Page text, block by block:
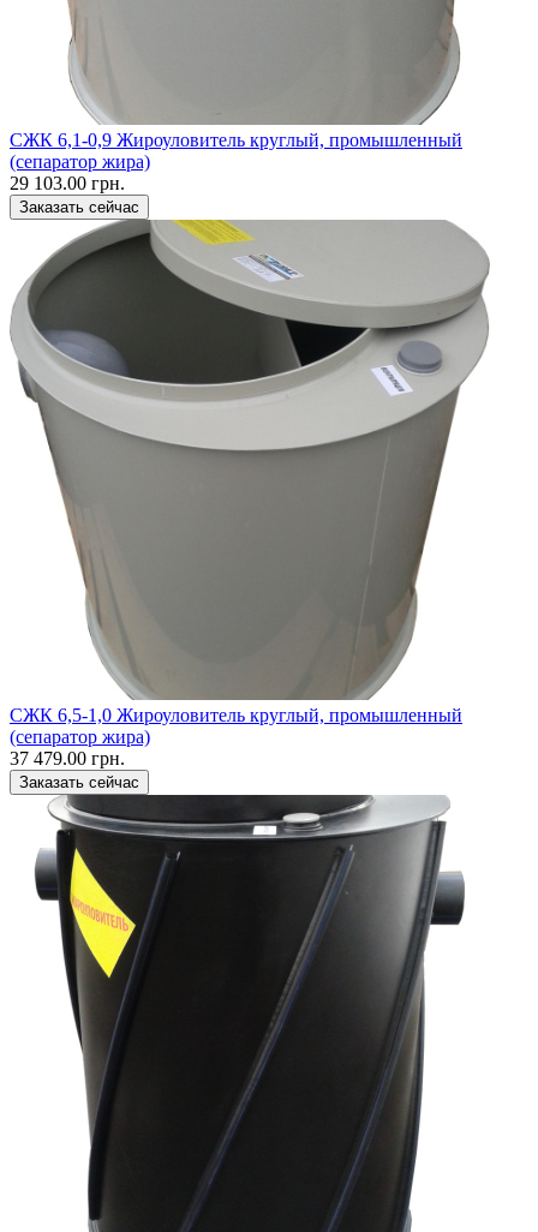
CЖК 6,1-0,9 Жироуловитель круглый, промышленный
(сепаратор жира)
29 103.00 грн.
Заказать сейчас
CЖК 6,5-1,0 Жироуловитель круглый, промышленный
(сепаратор жира)
37 479.00 грн.
Заказать сейчас